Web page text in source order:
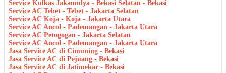
Service Kulkas Jakamulya - Bekasi Selatan - Bekasi
Service AC Tebet - Tebet - Jakarta Selatan
Service AC Koja - Koja - Jakarta Utara
Service AC Ancol - Pademangan - Jakarta Utara
Service AC Petogogan - Jakarta Selatan
Service AC Ancol - Pademangan - Jakarta Utara
Jasa Service AC di Cimuning - Bekasi
Jasa Service AC di Pejuang - Bekasi
Jasa Service AC di Jatimekar - Bekasi